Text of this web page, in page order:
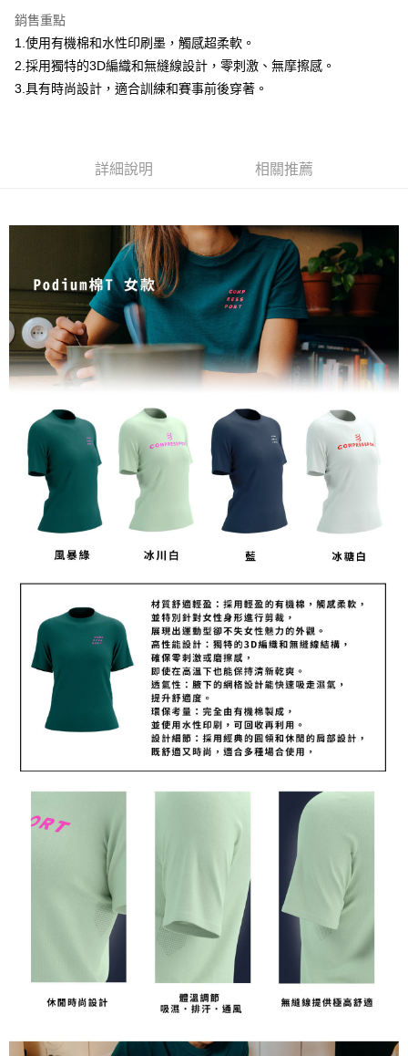
元大商業銀行
台新國際商業銀行
中國信託商業銀行
台灣樂天信用卡公司
聯邦商業銀行
元大商業銀行
永豐商業銀行
玉山商業銀行
星展（台灣）商業銀行
台灣樂天信用卡公司
匯豐（台灣）商業銀行
聯邦商業銀行
遠東國際商業銀行
元大商業銀行
永豐商業銀行
玉山商業銀行
星展（台灣）商業銀行
悠遊付
Google Pay
AFTEE先享後付是「在收到商品之後才付款」的支付方式。 讓您購物簡單
３．安心：先確認商品／服務後，再付款。
【「AFTEE先享後付」結帳流程】
１．於結帳方式選擇「AFTEE先享後付」後，將跳轉至「AFTEE先享後付」
結帳頁面，進行簡訊認證並確認金額後，即可完成結帳。
２．訂單成立數日內，您將收到繳費通知簡訊。
３．收到繳費通知簡訊後14天內，點擊此簡訊中的連結，可透過四大超商／
ATM／網路銀行／等多元方式進行付款，方視為交易完成。
※ 請注意：結帳手續完成當下不需立刻繳費，但若您需要取消訂單，請聯絡
購買商品的店家。未經商家同意取消之訂單仍視為有效，需透過AFTEE先享
※ 交易是否成功請以「AFTEE先享後付 」之結帳頁面顯示為準，若有關於
是否繳費成功／繳費後需取消欲退款等相關疑問，請聯繫「AFTEE先享後付
客戶支援中心」 https://netprotections.freshdesk.com/support/home
【注意事項】
１．透過由恩沛科技股份有限公司提供之「AFTEE先享後付」服務完成之交
易，需依本服務之必要範圍內提供個人資料，並將交易相關給付款項請求債
權轉讓予恩沛科技股份有限公司。
https://aftee.tw/terms/#terms3
４．使用「AFTEE先享後付」時，將依據個別帳號之用戶狀況，依本公司即
時審查核予不同之上限額度；若仍有額度不足之情形，本公司將視審查結果
請求用戶進行身份認證。
５．嚴禁一人註冊多個帳號或使用他人資訊註冊。若發現惡意使用之情形，
恩沛科技股份有限公司將有權停止該用戶之使用額度並採取法律行動。
每筆NT$80，滿NT$1,998(含以上)免運費
付款後萊爾富取貨
每筆NT$80，滿NT$2,000(含以上)免運費
付款後7-11取貨
每筆NT$80，滿NT$2,000(含以上)免運費
每筆NT$100，滿NT$2,000(含以上)免運費
付款後門市自取
免運費
海外專區 查看運費
銷售重點
1.使用有機棉和水性印刷墨，觸感超柔軟。
2.採用獨特的3D編織和無縫線設計，零刺激、無摩擦感。
3.具有時尚設計，適合訓練和賽事前後穿著。
詳細說明 相關推薦